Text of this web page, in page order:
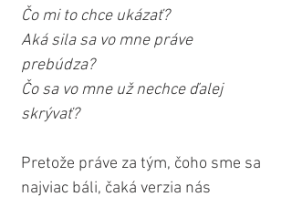
Čo mi to chce ukázať?
Aká sila sa vo mne práve
prebúdza?
Čo sa vo mne už nechce ďalej
skrývať?
Pretože práve za tým, čoho sme sa
najviac báli, čaká verzia nás